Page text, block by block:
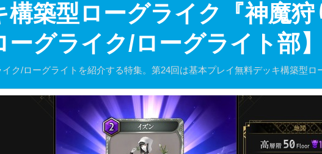
構築型ローグライク『神魔
ーグライク/ローグライト部
ク/ローグライトを紹介する特集。第24回は基本プレイ無料デッキ構築型ロ